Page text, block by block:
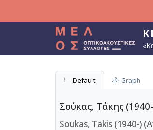
Default Graph
Σούκας, Τάκης
Soukas, Takis (1940-)